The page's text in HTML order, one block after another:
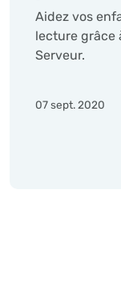
Aidez vos
lecture grâce
Serveur.
07 sept. 2020